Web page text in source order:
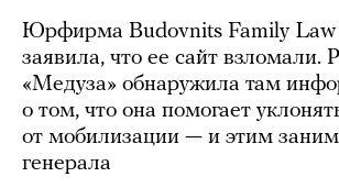
Юрфирма Budovnits Family Law
заявила, что ее сайт взломали.
«Медуза» обнаружила там
о том, что она помогает
от мобилизации — и этим
генерала